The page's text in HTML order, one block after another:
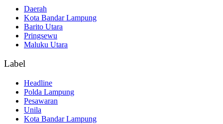
Daerah
Kota Bandar Lampung
Barito Utara
Pringsewu
Maluku Utara
Label
Headline
Polda Lampung
Pesawaran
Unila
Kota Bandar Lampung